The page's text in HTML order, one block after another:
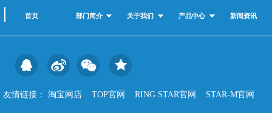
友情链接： 淘宝网店 TOP官网 RING STAR官网 STAR-M官网
首页 部门简介 关于我们 产品中心 新闻资讯